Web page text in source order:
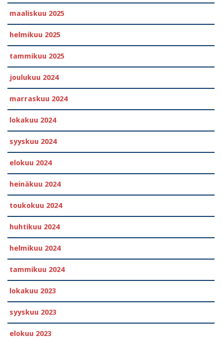
maaliskuu 2025
helmikuu 2025
tammikuu 2025
joulukuu 2024
marraskuu 2024
lokakuu 2024
syyskuu 2024
elokuu 2024
heinäkuu 2024
toukokuu 2024
huhtikuu 2024
helmikuu 2024
tammikuu 2024
lokakuu 2023
syyskuu 2023
elokuu 2023